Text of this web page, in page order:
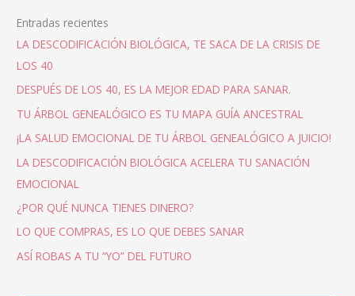
Entradas recientes
LA DESCODIFICACIÓN BIOLÓGICA, TE SACA DE LA CRISIS DE
LOS 40
DESPUÉS DE LOS 40, ES LA MEJOR EDAD PARA SANAR.
TU ÁRBOL GENEALÓGICO ES TU MAPA GUÍA ANCESTRAL
¡LA SALUD EMOCIONAL DE TU ÁRBOL GENEALÓGICO A JUICIO!
LA DESCODIFICACIÓN BIOLÓGICA ACELERA TU SANACIÓN
EMOCIONAL
¿POR QUÉ NUNCA TIENES DINERO?
LO QUE COMPRAS, ES LO QUE DEBES SANAR
ASÍ ROBAS A TU “YO” DEL FUTURO